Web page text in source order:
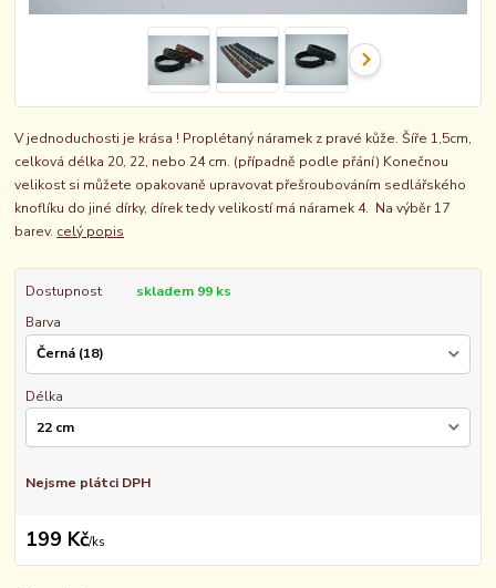
V jednoduchosti je krása ! Proplétaný náramek z pravé kůže. Šíře 1,5cm,
celková délka 20, 22, nebo 24 cm. (případně podle přání) Konečnou
velikost si můžete opakovaně upravovat přešroubováním sedlářského
knoflíku do jiné dírky, dírek tedy velikostí má náramek 4. Na výběr 17
barev. celý popis
Dostupnost
skladem 99 ks
Barva
Délka
Nejsme plátci DPH
199 Kč/ks